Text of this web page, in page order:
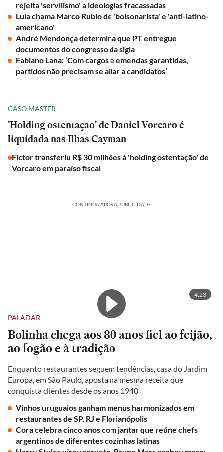
rejeita 'servilismo' a ideologias fracassadas
Lula chama Marco Rubio de 'bolsonarista' e 'anti-latino-
americano'
André Mendonça determina que PT entregue
documentos do congresso da sigla
Fabiano Lana: ‘Com cargos e emendas garantidas,
partidos não precisam se aliar a candidatos’
CASO MASTER
'Holding ostentação' de Daniel Vorcaro é
liquidada nas Ilhas Cayman
Fictor transferiu R$ 30 milhões à 'holding ostentação' de
Vorcaro em paraíso fiscal
CONTINUA APÓS A PUBLICIDADE
4:23
PALADAR
Bolinha chega aos 80 anos fiel ao feijão,
ao fogão e à tradição
Enquanto restaurantes seguem tendências, casa do Jardim
Europa, em São Paulo, aposta na mesma receita que
conquista clientes desde os anos 1940
Vinhos uruguaios ganham menus harmonizados em
restaurantes de SP, RJ e Florianópolis
Cora celebra cinco anos com jantar que reúne chefs
argentinos de diferentes cozinhas latinas